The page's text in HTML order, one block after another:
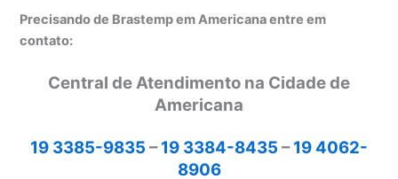
Precisando de Brastemp em Americana entre em
contato:
Central de Atendimento na Cidade de
Americana
19 3385-9835 –19 3384-8435 –19 4062-
8906